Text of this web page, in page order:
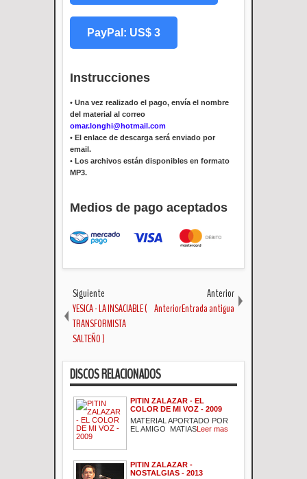
PayPal: US$ 3
Instrucciones
• Una vez realizado el pago, envía el nombre
del material al correo
omar.longhi@hotmail.com
• El enlace de descarga será enviado por
email.
• Los archivos están disponibles en formato
MP3.
Medios de pago aceptados
Siguiente
YESICA - LA INSACIABLE (
TRANSFORMISTA
SALTEÑO )
Anterior
AnteriorEntrada antigua
DISCOS RELACIONADOS
PITIN ZALAZAR - EL
COLOR DE MI VOZ - 2009
MATERIAL APORTADO POR
EL AMIGO MATIASLeer mas
PITIN ZALAZAR -
NOSTALGIAS - 2013